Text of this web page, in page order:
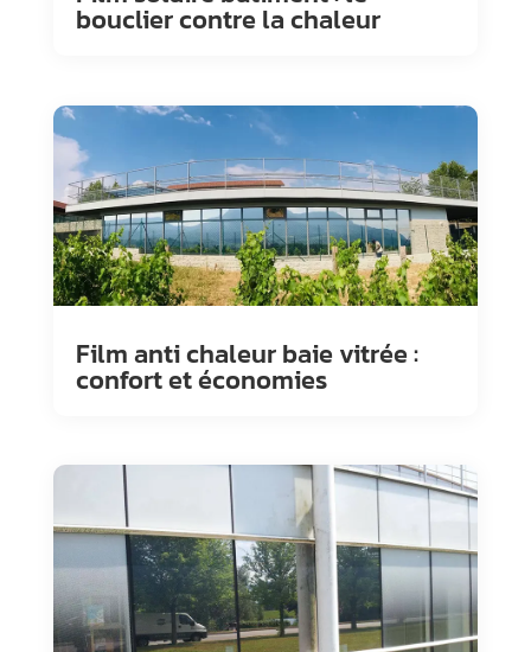
bouclier contre la chaleur
Film anti chaleur baie vitrée :
confort et économies